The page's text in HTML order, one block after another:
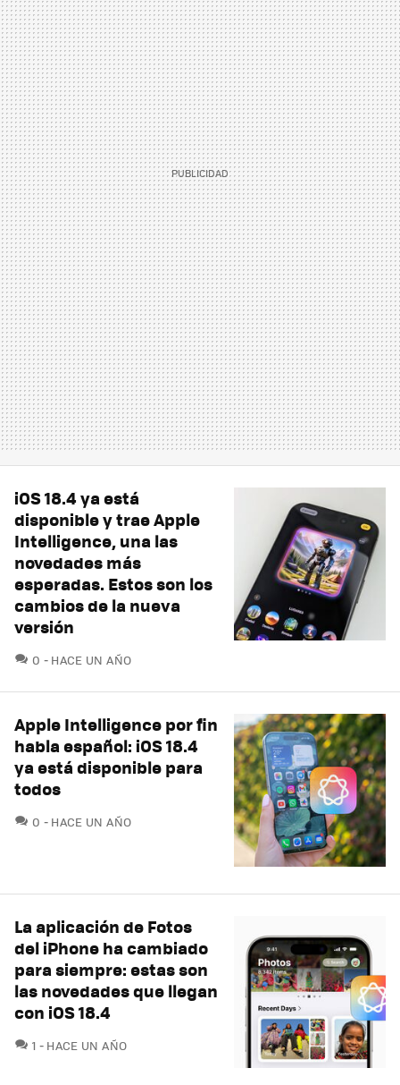
iOS 18.4 ya está
disponible y trae Apple
Intelligence, una las
novedades más
esperadas. Estos son los
cambios de la nueva
versión
0 COMENTARIOS
HACE UN AÑO
Apple Intelligence por fin
habla español: iOS 18.4
ya está disponible para
todos
0 COMENTARIOS
HACE UN AÑO
La aplicación de Fotos
del iPhone ha cambiado
para siempre: estas son
las novedades que llegan
con iOS 18.4
1 COMENTARIOS
HACE UN AÑO